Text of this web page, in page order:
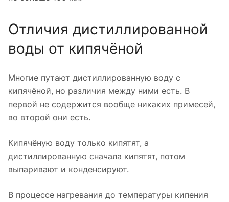
Отличия дистиллированной
воды от кипячёной
Многие путают дистиллированную воду с
кипячёной, но различия между ними есть. В
первой не содержится вообще никаких примесей,
во второй они есть.
Кипячёную воду только кипятят, а
дистиллированную сначала кипятят, потом
выпаривают и конденсируют.
В процессе нагревания до температуры кипения